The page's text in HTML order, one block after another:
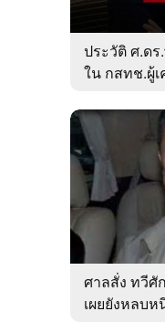
ประวัติ ศ.ด
ใน กสทช.ผู้
ศาลสั่ง ทวีศั
เผยยังหลบ